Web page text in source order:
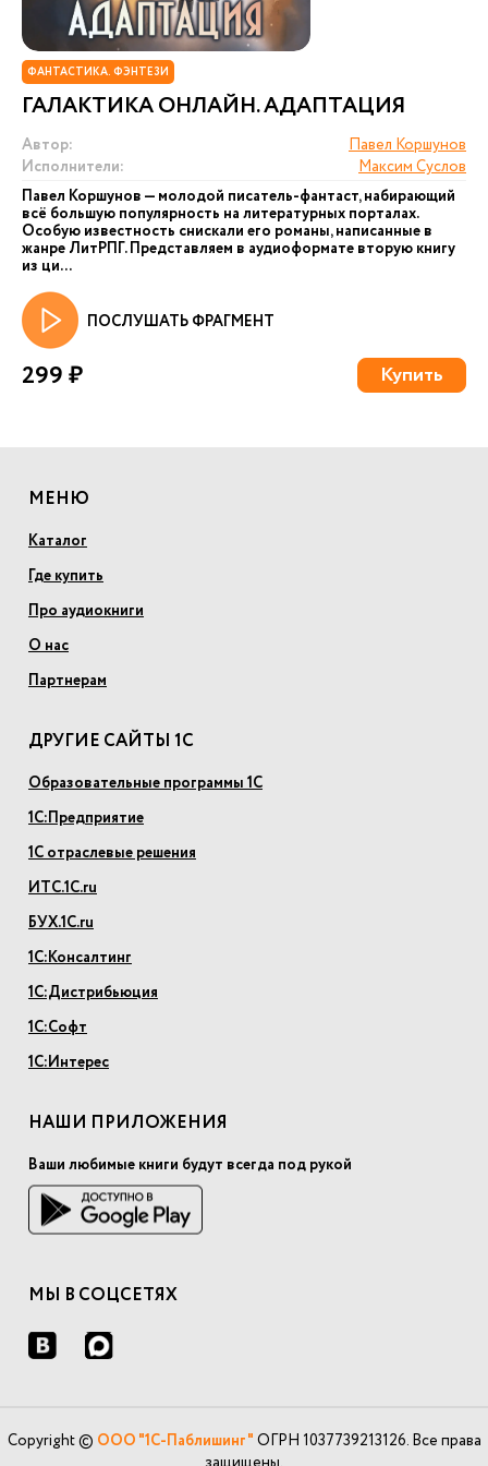
ФАНТАСТИКА. ФЭНТЕЗИ
ГАЛАКТИКА ОНЛАЙН. АДАПТАЦИЯ
Автор:
Павел Коршунов
Исполнители:
Максим Суслов
Павел Коршунов — молодой писатель-фантаст, набирающий
всё большую популярность на литературных порталах.
Особую известность снискали его романы, написанные в
жанре ЛитРПГ. Представляем в аудиоформате вторую книгу
из ци...
ПОСЛУШАТЬ ФРАГМЕНТ
299 ₽ Купить
МЕНЮ
Каталог
Где купить
Про аудиокниги
О нас
Партнерам
ДРУГИЕ САЙТЫ 1С
Образовательные программы 1С
1С:Предприятие
1С отраслевые решения
ИТС.1С.ru
БУХ.1С.ru
1С:Консалтинг
1С:Дистрибьюция
1С:Софт
1С:Интерес
НАШИ ПРИЛОЖЕНИЯ
Ваши любимые книги будут всегда под рукой
МЫ В СОЦСЕТЯХ
Copyright © ООО "1С-Паблишинг" ОГРН 1037739213126. Все права